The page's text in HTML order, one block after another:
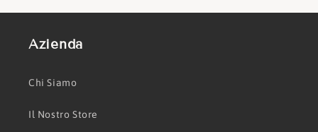
Azienda
Chi Siamo
Il Nostro Store